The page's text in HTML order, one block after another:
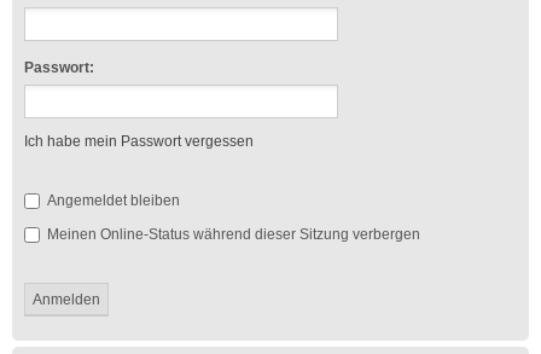
Passwort:
Ich habe mein Passwort vergessen
Angemeldet bleiben
Meinen Online-Status während dieser Sitzung verbergen